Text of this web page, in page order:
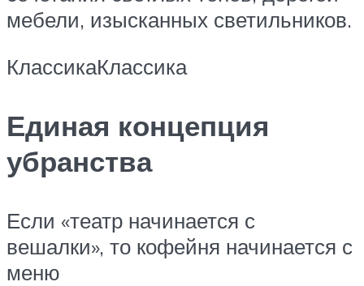
мебели, изысканных светильников.
КлассикаКлассика
Единая концепция
убранства
Если «театр начинается с
вешалки», то кофейня начинается с
меню